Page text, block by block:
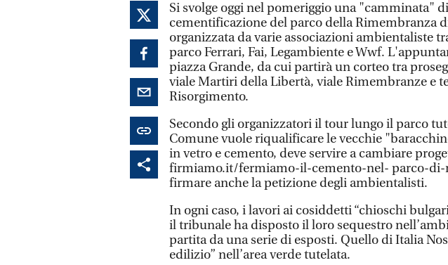
Si svolge oggi nel pomeriggio una "camminata"
cementificazione del parco della Rimembranza
organizzata da varie associazioni ambientaliste
parco Ferrari, Fai, Legambiente e Wwf.
piazza Grande, da cui partirà un corteo tra
viale Martiri della Libertà, viale Rimembranze e
Risorgimento.
Secondo gli organizzatori il tour lungo il parco
Comune vuole riqualificare le vecchie
in vetro e cemento, deve servire a cambiare
firmiamo.it/fermiamo-il-cemento-nel- parco-di-
firmare anche la petizione degli ambientalisti.
In ogni caso, i lavori ai cosiddetti “chioschi
il tribunale ha disposto il loro sequestro
partita da una serie di esposti. Quello di Italia
edilizio” nell’area verde tutelata.